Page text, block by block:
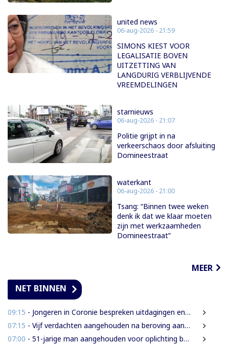
united news
06-aug-2026 - 21:59
SIMONS KIEST VOOR
LEGALISATIE BOVEN
UITZETTING VAN
LANGDURIG VERBLIJVENDE
VREEMDELINGEN
starnieuws
06-aug-2026 - 21:07
Politie grijpt in na
verkeerschaos door afsluiting
Domineestraat
waterkant
06-aug-2026 - 21:00
Tsang: “Binnen twee weken
denk ik dat we klaar moeten
zijn met werkzaamheden
Domineestraat”
MEER
NET BINNEN
09:15 - Jongeren in Coronie bespreken uitdagingen en toekomst tijdens districtsjeugdcongres
07:15 - Vijf verdachten aangehouden na beroving aan Rijsdijkweg
07:00 - 51-jarige man aangehouden voor oplichting bejaarde vrouw in centrum Paramaribo